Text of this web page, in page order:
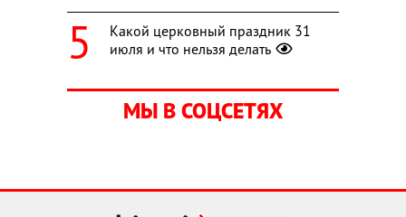
Какой церковный праздник 31
июля и что нельзя делать
МЫ В СОЦСЕТЯХ